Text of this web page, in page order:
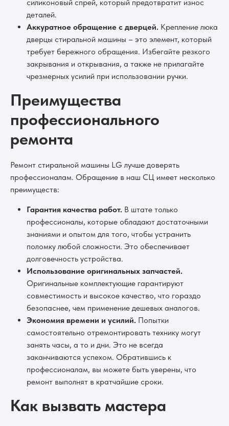
силиконовый спрей, который предотвратит износ
деталей.
Аккуратное обращение с дверцей. Крепление люка
дверцы стиральной машины – это элемент, который
требует бережного обращения. Избегайте резкого
закрывания и открывания, а также не прилагайте
чрезмерных усилий при использовании ручки.
Преимущества
профессионального
ремонта
Ремонт стиральной машины LG лучше доверять
профессионалам. Обращение в наш СЦ имеет несколько
преимуществ:
Гарантия качества работ. В штате только
профессионалы, которые обладают достаточными
знаниями и опытом для того, чтобы устранить
поломку любой сложности. Это обеспечивает
долговечность устройства.
Использование оригинальных запчастей.
Оригинальные комплектующие гарантируют
совместимость и высокое качество, что гораздо
безопаснее, чем применение дешевых аналогов.
Экономия времени и усилий. Попытки
самостоятельно отремонтировать технику могут
занять часы, а то и дни. Это не всегда
заканчиваются успехом. Обратившись к
профессионалам, вы можете быть уверены, что
ремонт выполнят в кратчайшие сроки.
Как вызвать мастера